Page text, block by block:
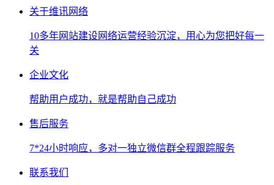
关于维讯网络
10多年网站建设网络运营经验沉淀，用心为您把好每一
关
企业文化
帮助用户成功，就是帮助自己成功
售后服务
7*24小时响应，多对一独立微信群全程跟踪服务
联系我们